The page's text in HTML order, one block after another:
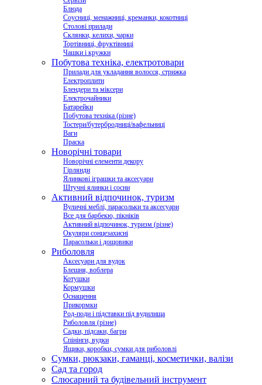
Блюда
Соусниці, менажниці, креманки, кокотниці
Столові прилади
Склянки, келихи, чарки
Тортівниці, фруктівниці
Чашки і кружки
Побутова техніка, електротовари
Прилади для укладання волосся, стрижка
Електроплити
Блендери та міксери
Електрочайники
Батарейки
Побутова техніка (різне)
Тостери/бутербродниці/вафельниці
Ваги
Праска
Новорічні товари
Новорічні елементи декору
Гірлянди
Ялинкові іграшки та аксесуари
Штучні ялинки і сосни
Активний відпочинок, туризм
Вуличні меблі, парасольки та аксесуари
Все для барбекю, пікніків
Активний відпочинок, туризм (різне)
Окуляри сонцезахисні
Парасольки і дощовики
Риболовля
Аксесуари для вудок
Блешня, воблера
Котушки
Кормушки
Оснащення
Прикормки
Род-поди і підставки під вудилища
Риболовля (різне)
Садки, підсаки, багри
Спінінги, вудки
Ящики, коробки, сумки для риболовлі
Сумки, рюкзаки, гаманці, косметички, валізи
Сад та город
Слюсарний та будівельний інструмент